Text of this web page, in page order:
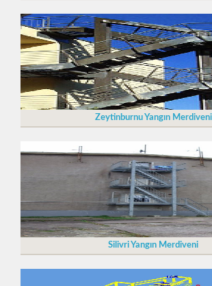
Zeytinburnu Yangın Merdiveni
Silivri Yangın Merdiveni